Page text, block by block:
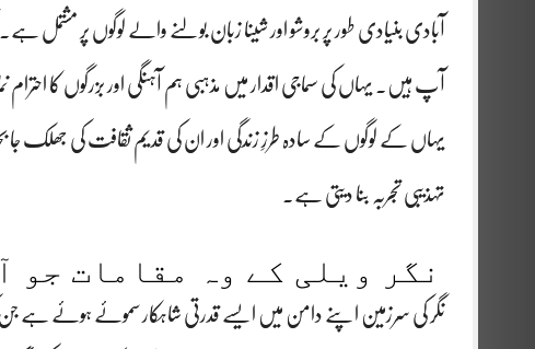
آبادی بنیادی طور پر بروشو اور شینا زبان بولنے والے لوگوں پر مشتمل
آپ ہیں۔ یہاں کی سماجی اقدار میں مذہبی ہم آہنگی اور بزرگوں کا احترام
یہاں کے لوگوں کے سادہ طرزِ زندگی اور ان کی قدیم ثقافت کی جھلک
تہذیبی تجربہ بنا دیتی ہے۔
نگر ویلی کے وہ مقامات جو
نگر کی سرزمین اپنے دامن میں ایسے قدرتی شاہکار سموئے ہوئے ہے